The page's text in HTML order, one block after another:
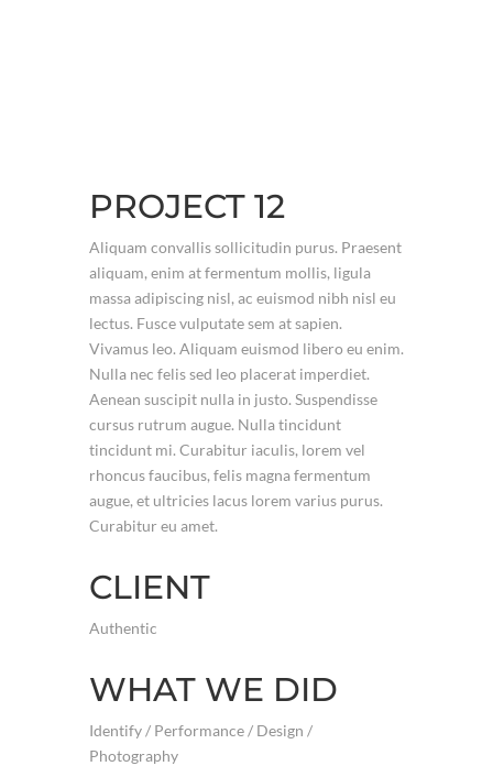
PROJECT 12
Aliquam convallis sollicitudin purus. Praesent
aliquam, enim at fermentum mollis, ligula
massa adipiscing nisl, ac euismod nibh nisl eu
lectus. Fusce vulputate sem at sapien.
Vivamus leo. Aliquam euismod libero eu enim.
Nulla nec felis sed leo placerat imperdiet.
Aenean suscipit nulla in justo. Suspendisse
cursus rutrum augue. Nulla tincidunt
tincidunt mi. Curabitur iaculis, lorem vel
rhoncus faucibus, felis magna fermentum
augue, et ultricies lacus lorem varius purus.
Curabitur eu amet.
CLIENT
Authentic
WHAT WE DID
Identify / Performance / Design /
Photography